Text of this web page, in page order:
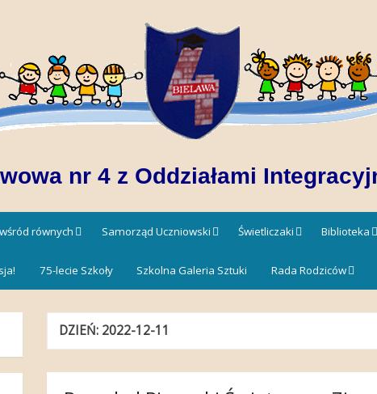
nr 4 z Oddziałami
równych Samorząd Uczniowski Świetliczaki Biblioteka
75-lecie Szkoły Szkolna Galeria Sztuki Rada Rodziców
DZIEŃ: 2022-12-11